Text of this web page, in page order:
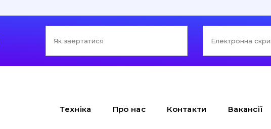
Техніка Про нас Контакти Вакансії